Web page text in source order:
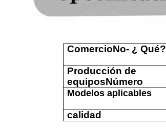
ComercioNo- ¿ Qué?
Producción de
equiposNúmero
Modelos aplicables
calidad